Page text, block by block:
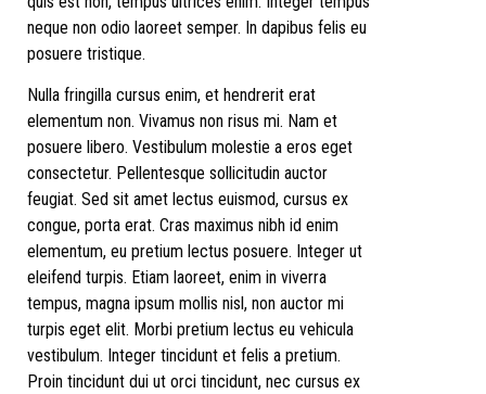
neque non odio laoreet semper. In dapibus felis eu
posuere tristique.
Nulla fringilla cursus enim, et hendrerit erat
elementum non. Vivamus non risus mi. Nam et
posuere libero. Vestibulum molestie a eros eget
consectetur. Pellentesque sollicitudin auctor
feugiat. Sed sit amet lectus euismod, cursus ex
congue, porta erat. Cras maximus nibh id enim
elementum, eu pretium lectus posuere. Integer ut
eleifend turpis. Etiam laoreet, enim in viverra
tempus, magna ipsum mollis nisl, non auctor mi
turpis eget elit. Morbi pretium lectus eu vehicula
vestibulum. Integer tincidunt et felis a pretium.
Proin tincidunt dui ut orci tincidunt, nec cursus ex